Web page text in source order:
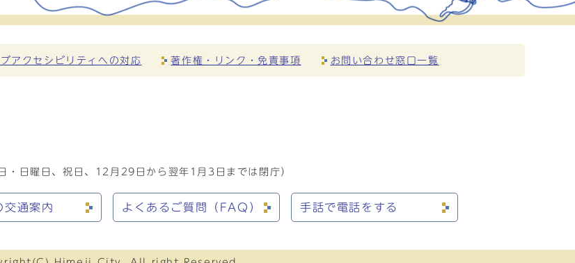
アクセシビリティへの対応 著作権・リンク・免責事項 お問い合わせ窓口一覧
・日曜日、祝日、12月29日から翌年1月3日までは閉庁）
交通案内 よくあるご質問（FAQ） 手話で電話をする